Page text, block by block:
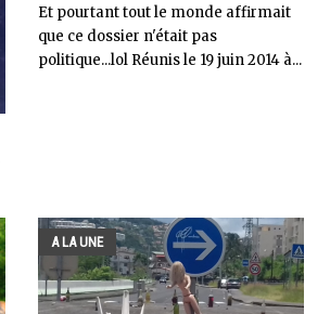
Et pourtant tout le monde affirmait
que ce dossier n'était pas
politique...lol Réunis le 19 juin 2014 à...
A LA UNE